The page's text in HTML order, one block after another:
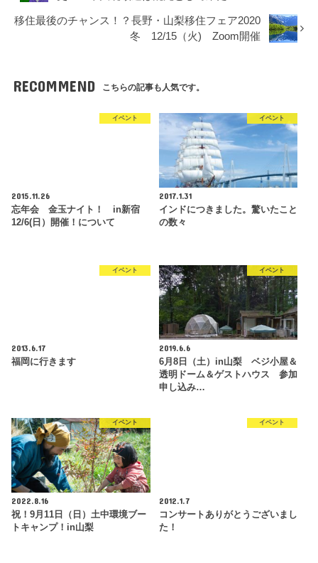
移住最後のチャンス！？長野・山梨移住フェア2020
冬 12/15（火) Zoom開催
RECOMMEND こちらの記事も人気です。
イベント
2015.11.26
忘年会 金玉ナイト！ in新宿
12/6(日）開催！について
イベント
2017.1.31
インドにつきました。驚いたこと
の数々
イベント
2013.6.17
福岡に行きます
イベント
2019.6.6
6月8日（土）in山梨 ベジ小屋＆
透明ドーム＆ゲストハウス 参加
申し込み…
イベント
2022.8.16
祝！9月11日（日）土中環境ブー
トキャンプ！in山梨
イベント
2012.1.7
コンサートありがとうございまし
た！